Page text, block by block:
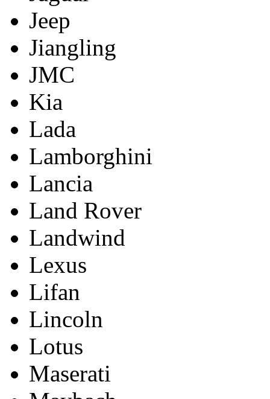
Jeep
Jiangling
JMC
Kia
Lada
Lamborghini
Lancia
Land Rover
Landwind
Lexus
Lifan
Lincoln
Lotus
Maserati